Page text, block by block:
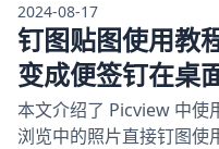
2024-08-17
钉图贴图使用
变成便签钉在桌
本文介绍了 Picview 中使
浏览中的照片直接钉图使